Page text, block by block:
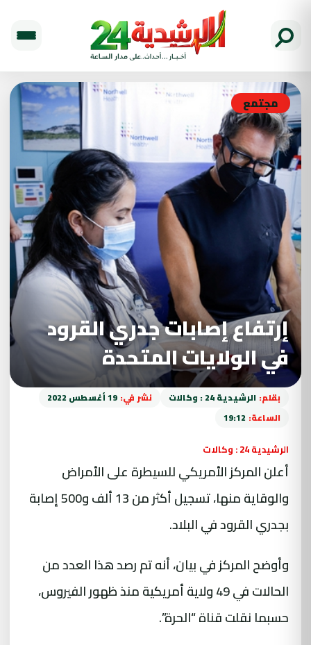
مجتمع
إرتفاع إصابات جدري القرود
في الولايات المتحدة
بقلم: الرشيدية 24 : وكالات نشر في: 19 أغسطس 2022
الساعة: 19:12
الرشيدية 24 : وكالات
أعلن المركز الأمريكي للسيطرة على الأمراض
والوقاية منها، تسجيل أكثر من 13 ألف و500 إصابة
بجدري القرود في البلاد.
وأوضح المركز في بيان، أنه تم رصد هذا العدد من
الحالات في 49 ولاية أمريكية منذ ظهور الفيروس،
حسبما نقلت قناة “الحرة”.